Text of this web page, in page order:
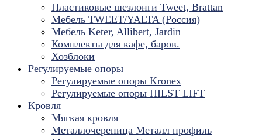
Пластиковые шезлонги Tweet, Brattan
Мебель TWEET/YALTA (Россия)
Мебель Keter, Allibert, Jardin
Комплекты для кафе, баров.
Хозблоки
Регулируемые опоры
Регулируемые опоры Kronex
Регулируемые опоры HILST LIFT
Кровля
Мягкая кровля
Металлочерепица Металл профиль